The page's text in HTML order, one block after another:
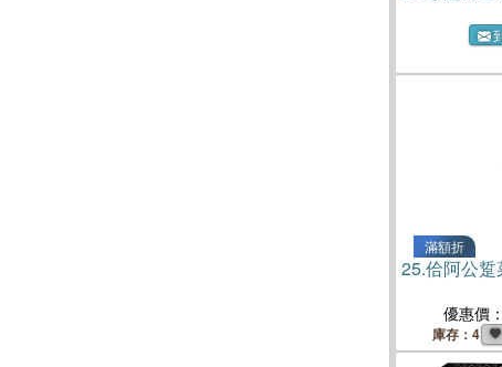
滿額折
25.佮阿公踅
優惠價：
庫存：4